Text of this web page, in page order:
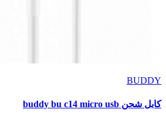
BUDDY
كابل شحن buddy bu c14 micro usb